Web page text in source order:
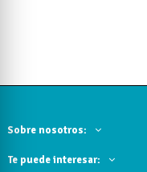
Sobre nosotros:
Te puede interesar: